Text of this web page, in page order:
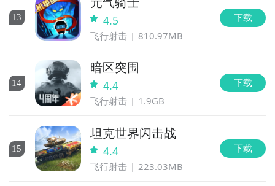
13 4.5
飞行射击 810.97MB
下载
14
暗区突围
4.4
飞行射击 1.9GB
下载
15
坦克世界闪击战
4.4
飞行射击 223.03MB
下载